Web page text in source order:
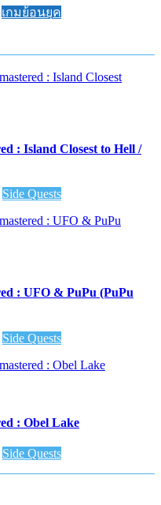
เกมย้อนยุค
: Island Closest to Hell /
Side Quests
: UFO & PuPu (PuPu
Side Quests
: Obel Lake
Side Quests